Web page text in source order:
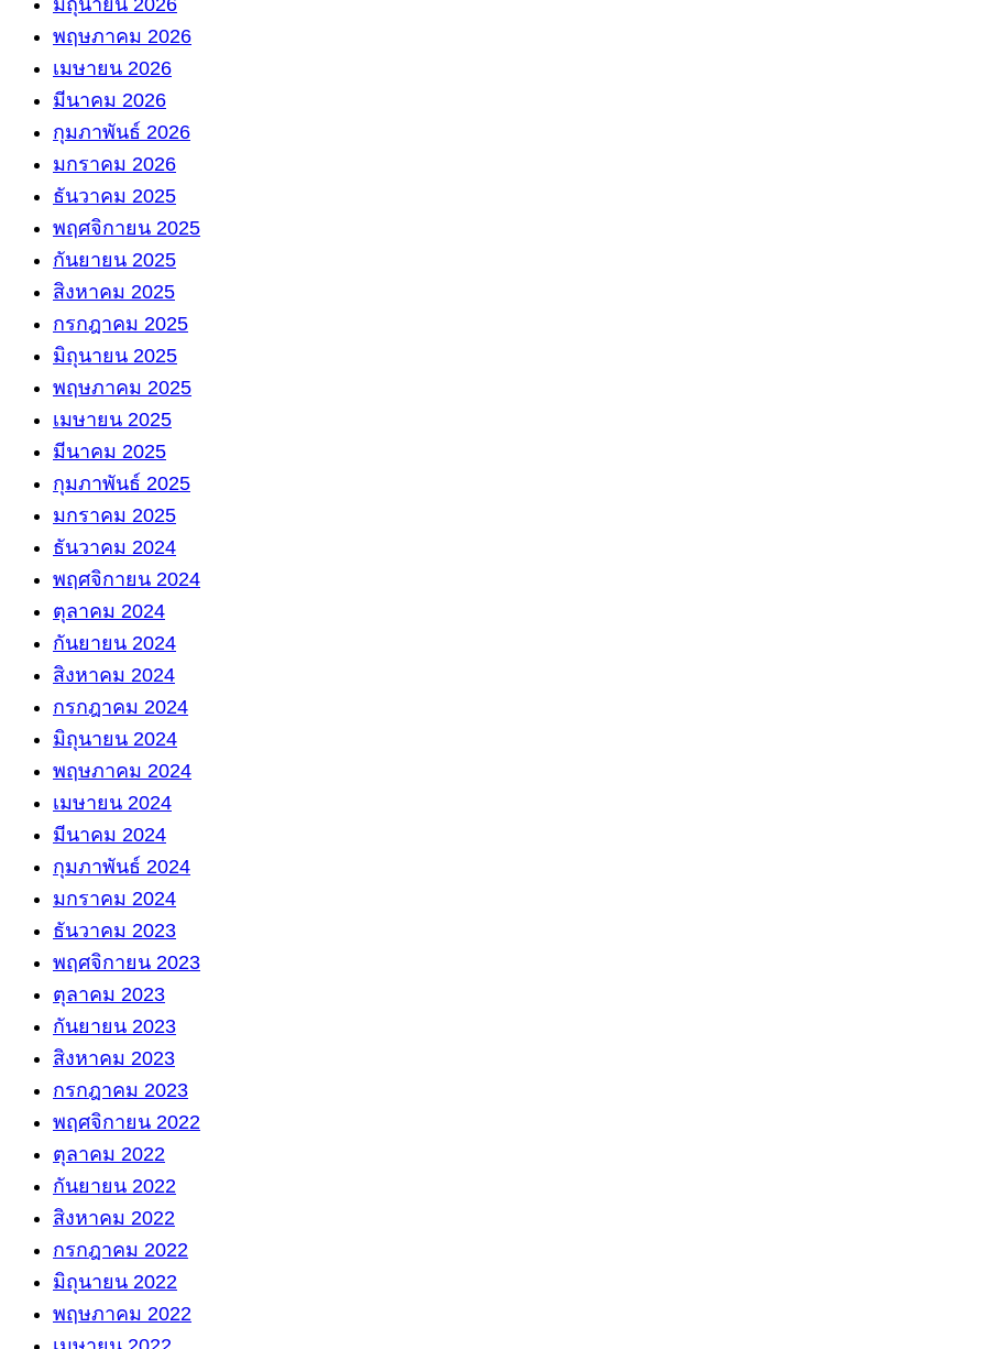
มิถุนายน 2026
พฤษภาคม 2026
เมษายน 2026
มีนาคม 2026
กุมภาพันธ์ 2026
มกราคม 2026
ธันวาคม 2025
พฤศจิกายน 2025
กันยายน 2025
สิงหาคม 2025
กรกฎาคม 2025
มิถุนายน 2025
พฤษภาคม 2025
เมษายน 2025
มีนาคม 2025
กุมภาพันธ์ 2025
มกราคม 2025
ธันวาคม 2024
พฤศจิกายน 2024
ตุลาคม 2024
กันยายน 2024
สิงหาคม 2024
กรกฎาคม 2024
มิถุนายน 2024
พฤษภาคม 2024
เมษายน 2024
มีนาคม 2024
กุมภาพันธ์ 2024
มกราคม 2024
ธันวาคม 2023
พฤศจิกายน 2023
ตุลาคม 2023
กันยายน 2023
สิงหาคม 2023
กรกฎาคม 2023
พฤศจิกายน 2022
ตุลาคม 2022
กันยายน 2022
สิงหาคม 2022
กรกฎาคม 2022
มิถุนายน 2022
พฤษภาคม 2022